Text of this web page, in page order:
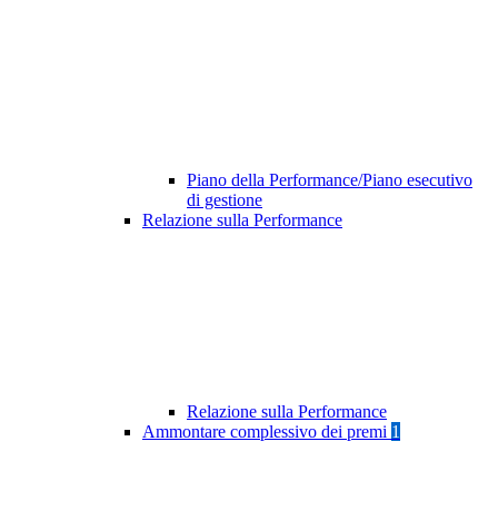
Piano della Performance/Piano esecutivo
di gestione
Relazione sulla Performance
Relazione sulla Performance
Ammontare complessivo dei premi 1